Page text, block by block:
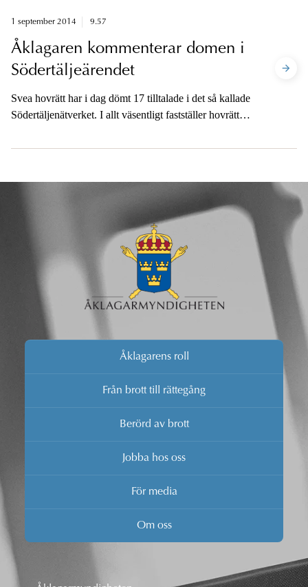
1 september 2014 9.57
Åklagaren kommenterar domen i
Södertäljeärendet
Svea hovrätt har i dag dömt 17 tilltalade i det så kallade
Södertäljenätverket. I allt väsentligt fastställer hovrätten
Åklagarens roll
Från brott till rättegång
Berörd av brott
Jobba hos oss
För media
Om oss